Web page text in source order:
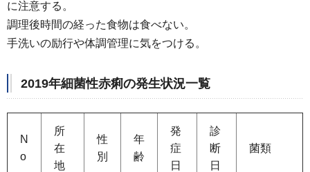
に注意する。
調理後時間の経った食物は食べない。
手洗いの励行や体調管理に気をつける。
2019年細菌性赤痢の発生状況一覧
N
o
所
在
地
性
別
年
齢
発
症
日
診
断
日
菌類